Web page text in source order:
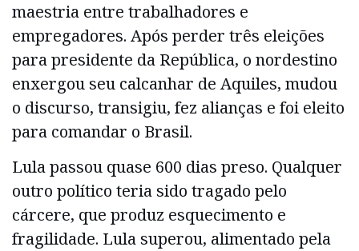
maestria entre trabalhadores e
empregadores. Após perder três eleições
para presidente da República, o nordestino
enxergou seu calcanhar de Aquiles, mudou
o discurso, transigiu, fez alianças e foi eleito
para comandar o Brasil.
Lula passou quase 600 dias preso. Qualquer
outro político teria sido tragado pelo
cárcere, que produz esquecimento e
fragilidade. Lula superou, alimentado pela